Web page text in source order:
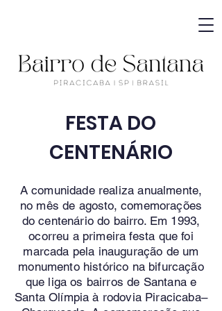
FESTA DO
CENTENÁRIO
A comunidade realiza anualmente,
no mês de agosto, comemorações
do centenário do bairro. Em 1993,
ocorreu a primeira festa que foi
marcada pela inauguração de um
monumento histórico na bifurcação
que liga os bairros de Santana e
Santa Olímpia à rodovia Piracicaba–